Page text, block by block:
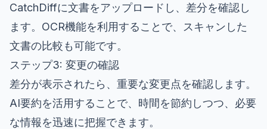
CatchDiffに文書をアップロードし、差分を確認し
ます。OCR機能を利用することで、スキャンした
文書の比較も可能です。
ステップ3: 変更の確認
差分が表示されたら、重要な変更点を確認します。
AI要約を活用することで、時間を節約しつつ、必要
な情報を迅速に把握できます。